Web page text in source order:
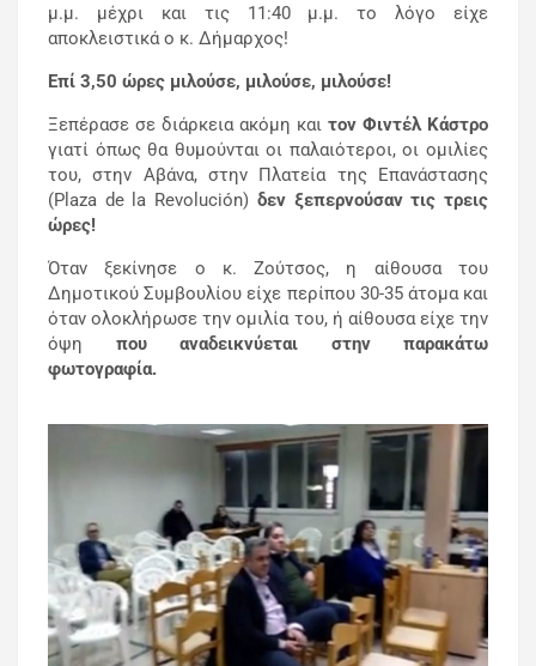
μ.μ. μέχρι και τις 11:40 μ.μ. το λόγο είχε
αποκλειστικά ο κ. Δήμαρχος!
Επί 3,50 ώρες μιλούσε, μιλούσε, μιλούσε!
Ξεπέρασε σε διάρκεια ακόμη και τον Φιντέλ Κάστρο
γιατί όπως θα θυμούνται οι παλαιότεροι, οι ομιλίες
του, στην Αβάνα, στην Πλατεία της Επανάστασης
(Plaza de la Revolución) δεν ξεπερνούσαν τις τρεις
ώρες!
Όταν ξεκίνησε ο κ. Ζούτσος, η αίθουσα του
Δημοτικού Συμβουλίου είχε περίπου 30-35 άτομα και
όταν ολοκλήρωσε την ομιλία του, ή αίθουσα είχε την
όψη που αναδεικνύεται στην παρακάτω
φωτογραφία.